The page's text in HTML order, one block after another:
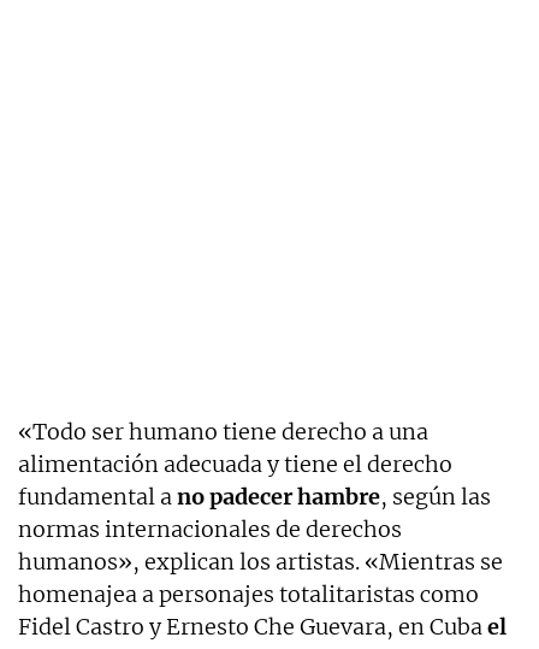
«Todo ser humano tiene derecho a una
alimentación adecuada y tiene el derecho
fundamental ano padecer hambre, según las
normas internacionales de derechos
humanos», explican los artistas. «Mientras se
homenajea a personajes totalitaristas como
Fidel Castro y Ernesto Che Guevara, en Cubael